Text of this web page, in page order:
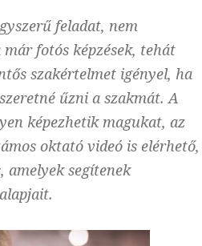
feladat, nem
fotós képzések, tehát
szakértelmet igényel, ha
űzni a szakmát. A
képezhetik magukat, az
oktató videó is elérhető,
amelyek segítenek